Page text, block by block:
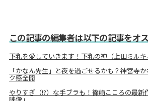
この記事の編集者は以下の記事をオ
下乳を愛していきます！下乳の神（上田ミル
「かなん先生」と夜を過ごせるかも？神宮寺
ク感全開
やりすぎ（!?）な手ブラも！篠崎こころの最新